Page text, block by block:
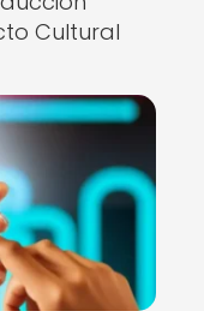
Cultural